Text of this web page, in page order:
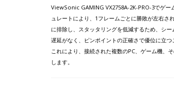
ViewSonic GAMING VX2758A-2K-PRO-3でゲー
ュレートにより、1フレームごとに勝敗が左右
に排除し、スタッタリングを低減するため、シ
遅延がなく、ピンポイントの正確さで優位に立
これにより、接続された複数のPC、ゲーム機、
します。